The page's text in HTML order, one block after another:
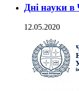
Дні науки в
12.05.2020